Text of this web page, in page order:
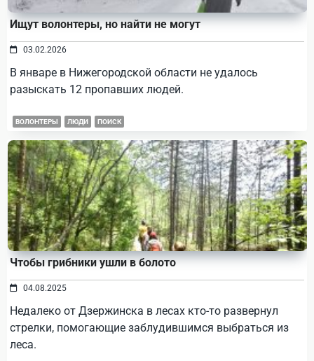
Ищут волонтеры, но найти не могут
03.02.2026
В январе в Нижегородской области не удалось
разыскать 12 пропавших людей.
ВОЛОНТЕРЫ ЛЮДИ ПОИСК
Чтобы грибники ушли в болото
04.08.2025
Недалеко от Дзержинска в лесах кто-то развернул
стрелки, помогающие заблудившимся выбраться из
леса.